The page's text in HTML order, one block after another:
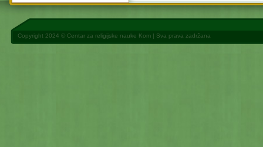
Copyright 2024 © Centar za religijske nauke Kom | Sva prava zadržana